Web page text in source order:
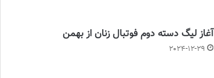
آغاز لیگ دسته دوم فوتبال زنان از بهمن
2024-12-29